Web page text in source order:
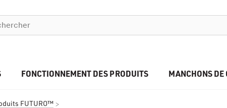
FONCTIONNEMENT DES PRODUITS MANCHONS DE
FUTURO™